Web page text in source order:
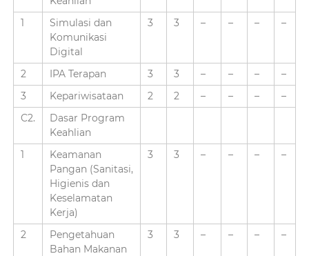
1
Simulasi dan
Komunikasi
Digital
3 3 – – – –
2 IPA Terapan 3 3 – – –
–
3
Kepariwisataan 2 2 – – –
–
C2.
Dasar Program
Keahlian
1
Keamanan
Pangan (Sanitasi,
Higienis dan
Keselamatan
Kerja)
3 3 – – – –
2
Pengetahuan
Bahan Makanan
3 3 – – – –